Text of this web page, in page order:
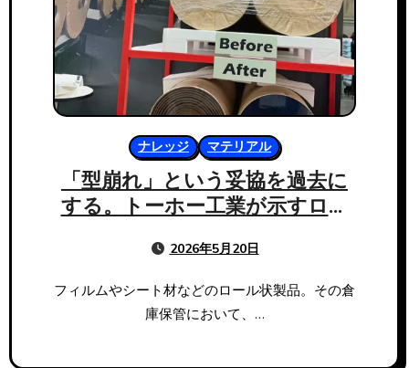
ナレッジ マテリアル
「型崩れ」という妥協を過去に
する。トーホー工業が示すロー
2026年5月20日
フィルムやシート材などのロール状製品。その倉
庫保管において、…